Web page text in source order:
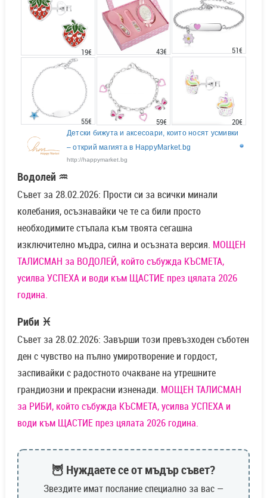
19€ 43€ 51€
55€ 59€ 20€
Детски бижута и аксесоари, които носят усмивки
– открий магията в HappyMarket.bg
http://happymarket.bg
Водолей ♒
Съвет за 28.02.2026: Прости си за всички минали
колебания, осъзнавайки че те са били просто
необходимите стъпала към твоята сегашна
изключително мъдра, силна и осъзната версия. МОЩЕН
ТАЛИСМАН за ВОДОЛЕЙ, който събужда КЪСМЕТА,
усилва УСПЕХА и води към ЩАСТИЕ през цялата 2026
година.
Риби ♓
Съвет за 28.02.2026: Завърши този превъзходен съботен
ден с чувство на пълно умиротворение и гордост,
заспивайки с радостното очакване на утрешните
грандиозни и прекрасни изненади. МОЩЕН ТАЛИСМАН
за РИБИ, който събужда КЪСМЕТА, усилва УСПЕХА и
води към ЩАСТИЕ през цялата 2026 година.
🦉 Нуждаете се от мъдър съвет?
Звездите имат послание специално за вас —